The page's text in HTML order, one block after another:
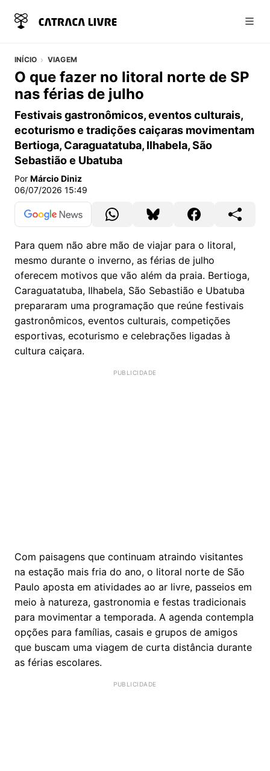
INÍCIO VIAGEM
O que fazer no litoral norte de SP
nas férias de julho
Festivais gastronômicos, eventos culturais,
ecoturismo e tradições caiçaras movimentam
Bertioga, Caraguatatuba, Ilhabela, São
Sebastião e Ubatuba
Por Márcio Diniz
06/07/2026 15:49
Para quem não abre mão de viajar para o litoral,
mesmo durante o inverno, as férias de julho
oferecem motivos que vão além da praia. Bertioga,
Caraguatatuba, Ilhabela, São Sebastião e Ubatuba
prepararam uma programação que reúne festivais
gastronômicos, eventos culturais, competições
esportivas, ecoturismo e celebrações ligadas à
cultura caiçara.
Com paisagens que continuam atraindo visitantes
na estação mais fria do ano, o litoral norte de São
Paulo aposta em atividades ao ar livre, passeios em
meio à natureza, gastronomia e festas tradicionais
para movimentar a temporada. A agenda contempla
opções para famílias, casais e grupos de amigos
que buscam uma viagem de curta distância durante
as férias escolares.